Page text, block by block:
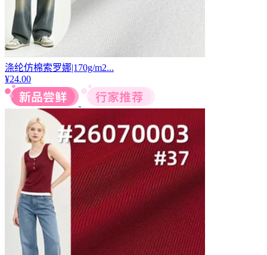
涤纶仿棉索罗娜|170g/m2...
¥24.00